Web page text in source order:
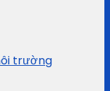
trường